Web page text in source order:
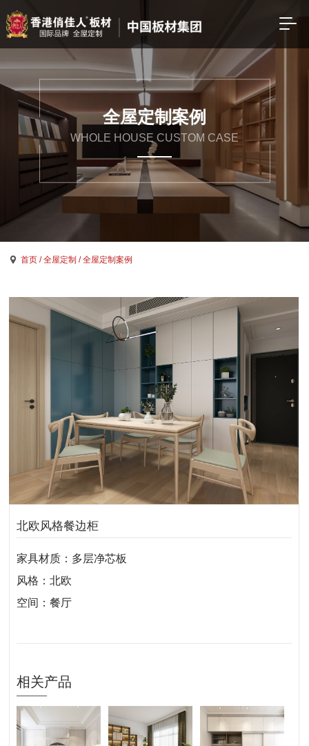
全屋定制案例
WHOLE HOUSE CUSTOM CASE
首页 / 全屋定制 / 全屋定制案例
北欧风格餐边柜
家具材质：多层净芯板
风格：北欧
空间：餐厅
相关产品